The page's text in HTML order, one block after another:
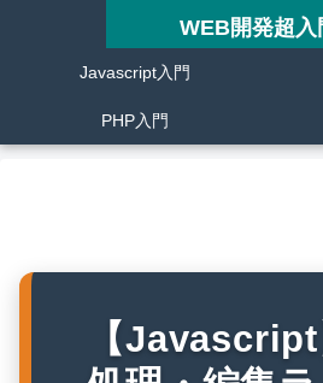
WEB開発超入
Javascript入門
PHP入門
【